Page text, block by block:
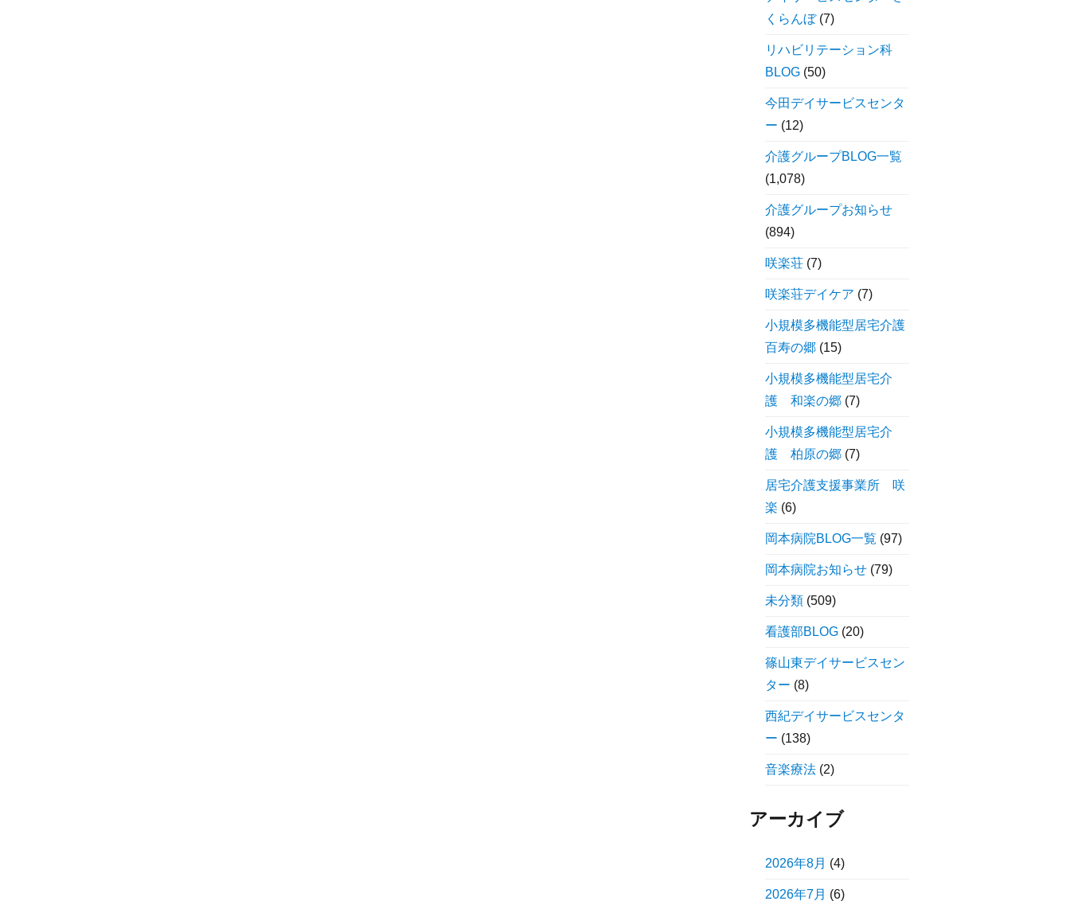
くらんぼ(7)
リハビリテーション科
BLOG(50)
今田デイサービスセンタ
ー (12)
介護グループBLOG一覧
(1,078)
介護グループお知らせ
(894)
咲楽荘(7)
咲楽荘デイケア (7)
小規模多機能型居宅介護
百寿の郷(15)
小規模多機能型居宅介
護 和楽の郷(7)
小規模多機能型居宅介
護 柏原の郷(7)
居宅介護支援事業所 咲
楽 (6)
岡本病院BLOG一覧 (97)
岡本病院お知らせ(79)
未分類(509)
看護部BLOG(20)
篠山東デイサービスセン
ター (8)
西紀デイサービスセンタ
ー (138)
音楽療法(2)
アーカイブ
2026年8月 (4)
2026年7月 (6)